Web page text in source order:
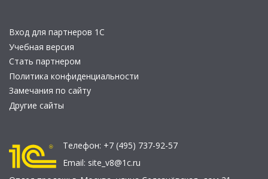
Вход для партнеров 1С
Учебная версия
Стать партнером
Политика конфиденциальности
Замечания по сайту
Другие сайты
Телефон: +7 (495) 737-92-57
Email: site_v8@1c.ru